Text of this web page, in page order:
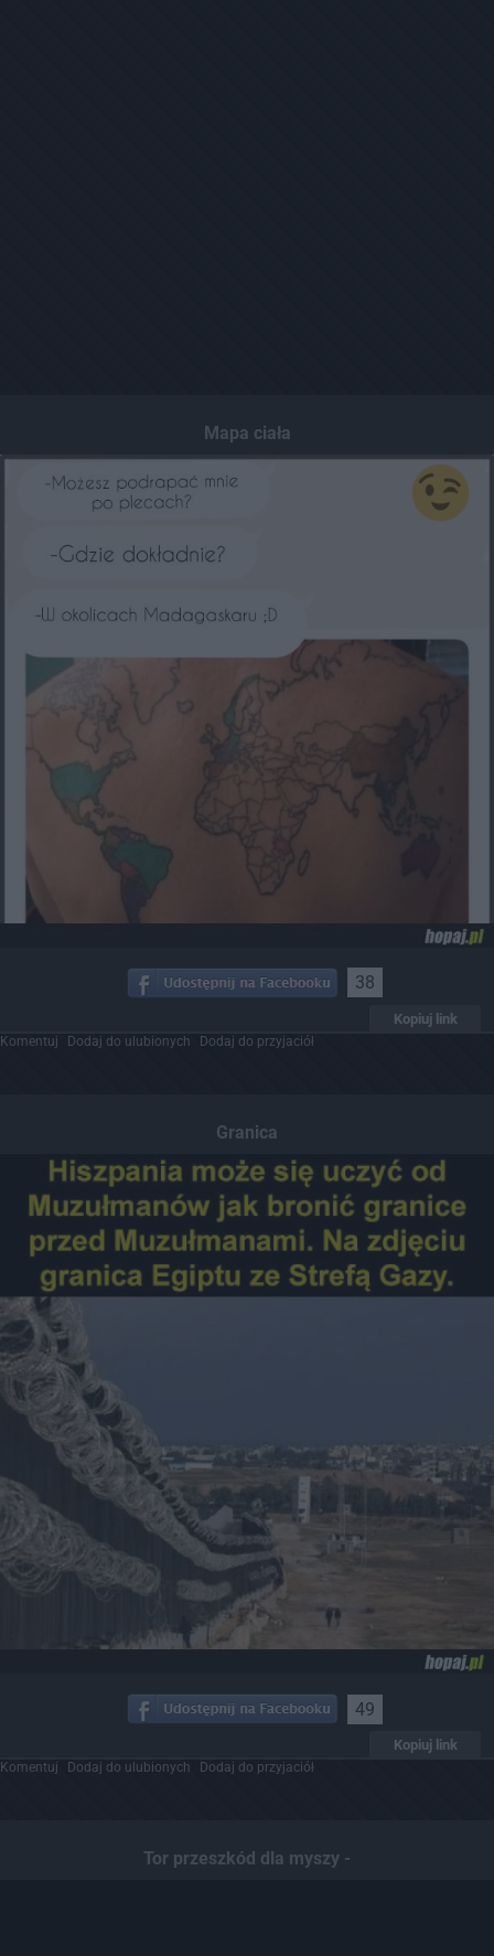
Mapa ciała
38
Kopiuj link
Komentuj Dodaj do ulubionych Dodaj do przyjaciół
Granica
49
Kopiuj link
Komentuj Dodaj do ulubionych Dodaj do przyjaciół
Tor przeszkód dla myszy -